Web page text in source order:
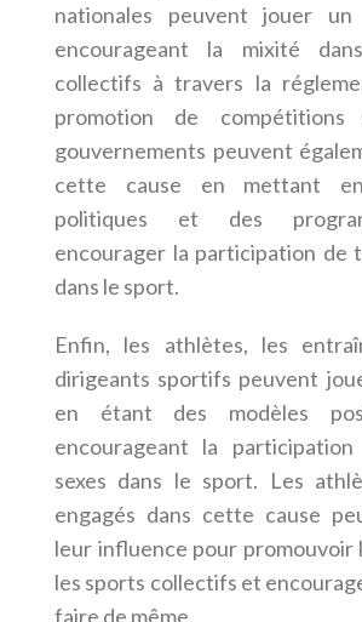
nationales peuvent jouer
encourageant la mixité
collectifs à travers la
promotion de compétitions
gouvernements peuvent
cette cause en mettant
politiques et des
encourager la participation de
dans le sport.
Enfin, les athlètes, les
dirigeants sportifs peuvent
en étant des modèles
encourageant la
sexes dans le sport. Les
engagés dans cette cause
leur influence pour promouvoir
les sports collectifs et
faire de même.